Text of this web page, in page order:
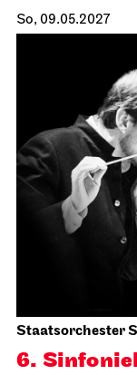
Faust neo
17.04.2027
19:30